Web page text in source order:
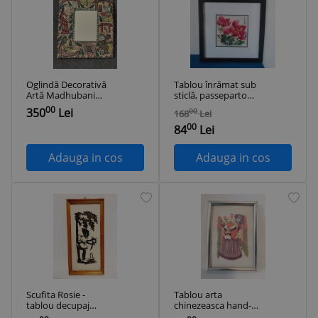
Oglindă Decorativă
Artă Madhubani
„Indrakala”, India,
Ramă hartie
arta etnica tribala,
artizanat exotic
boho
35000 Lei
Adauga in cos
Tablou înrămat sub
sticlă, passepartout,
pictură tradițională
chinezească pe
hârtie, 100%
manuală - Bujori -
semnat artist
16800 Lei
8400 Lei
Adauga in cos
Scufita Rosie -
tablou decupaj
Tablou arta
chinezeasca hand-